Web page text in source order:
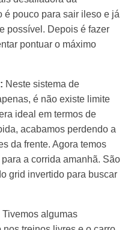
é pouco para sair ileso e já
possível. Depois é fazer
pontuar o máximo
Neste sistema de
é não existe limite
ideal em termos de
acabamos perdendo a
da frente. Agora temos
a corrida amanhã. São
grid invertido para buscar
Tivemos algumas